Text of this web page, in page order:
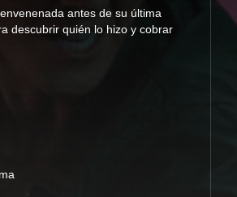
antes de su última
descubrir quién lo hizo y cobrar